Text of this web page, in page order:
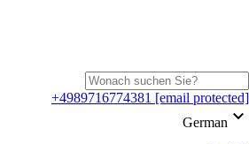
+4989716774381 [email protected]
German keyboard_arrow_down